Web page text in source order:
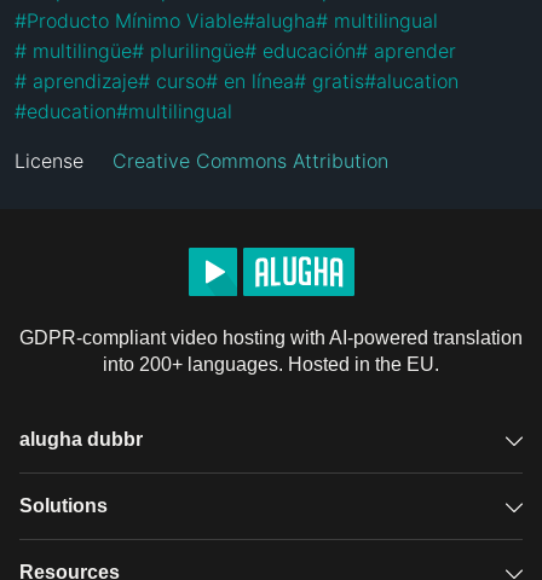
#Producto Mínimo Viable#alugha# multilingual
# multilingüe# plurilingüe# educación# aprender
# aprendizaje# curso# en línea# gratis#alucation
#education#multilingual
License Creative Commons Attribution
GDPR-compliant video hosting with AI-powered translation
into 200+ languages. Hosted in the EU.
alugha dubbr
Overview
Solutions
GDPR video hosting
Resources